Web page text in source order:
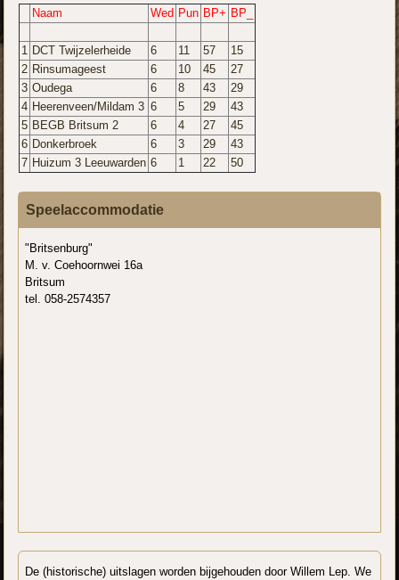
Naam Wed Pun BP+ BP_
1 DCT Twijzelerheide 6 11 57
15
2 Rinsumageest 6 10 45
27
3 Oudega 6 8 43
29
4 Heerenveen/Mildam 3 6 5 29
43
5 BEGB Britsum 2 6 4 27
45
6 Donkerbroek 6 3 29
43
7 Huizum 3 Leeuwarden 6 1 22 50
Speelaccommodatie
"Britsenburg"
M. v. Coehoornwei 16a
Britsum
tel. 058-2574357
De (historische) uitslagen worden bijgehouden door Willem Lep. We